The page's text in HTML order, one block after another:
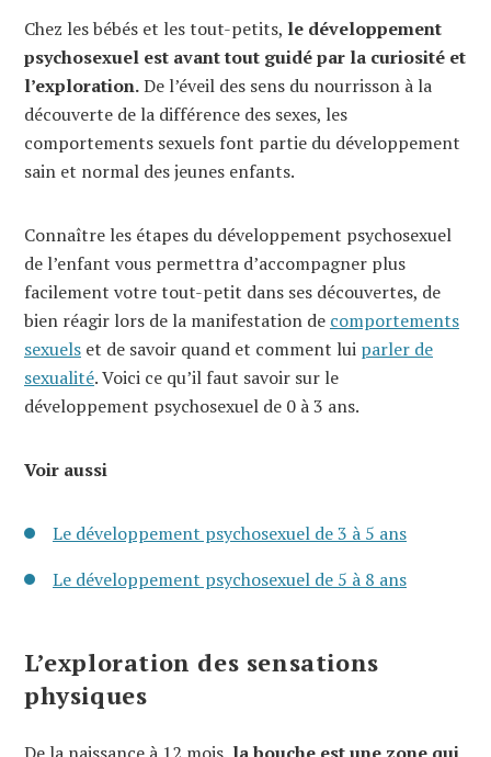
Chez les bébés et les tout-petits, le développement
psychosexuel est avant tout guidé par la curiosité et
l’exploration.De l’éveil des sens du nourrisson à la
découverte de la différence des sexes, les
comportements sexuels font partie du développement
sain et normal des jeunes enfants.
Connaître les étapes du développement psychosexuel
de l’enfant vous permettra d’accompagner plus
facilement votre tout-petit dans ses découvertes, de
bien réagir lors de la manifestation de comportements
sexuels et de savoir quand et comment lui parler de
sexualité. Voici ce qu’il faut savoir sur le
développement psychosexuel de 0 à 3 ans.
Voir aussi
Le développement psychosexuel de 3 à 5 ans
Le développement psychosexuel de 5 à 8 ans
L’exploration des sensations
physiques